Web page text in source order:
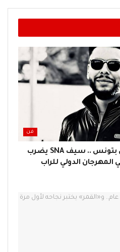
فن
بعد حفل كبير في القصرين بتونس .. سيف SNA يضرب
الدولي للراب